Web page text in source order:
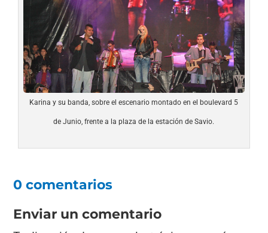
Karina y su banda, sobre el escenario montado en el boulevard 5
de Junio, frente a la plaza de la estación de Savio.
0 comentarios
Enviar un comentario